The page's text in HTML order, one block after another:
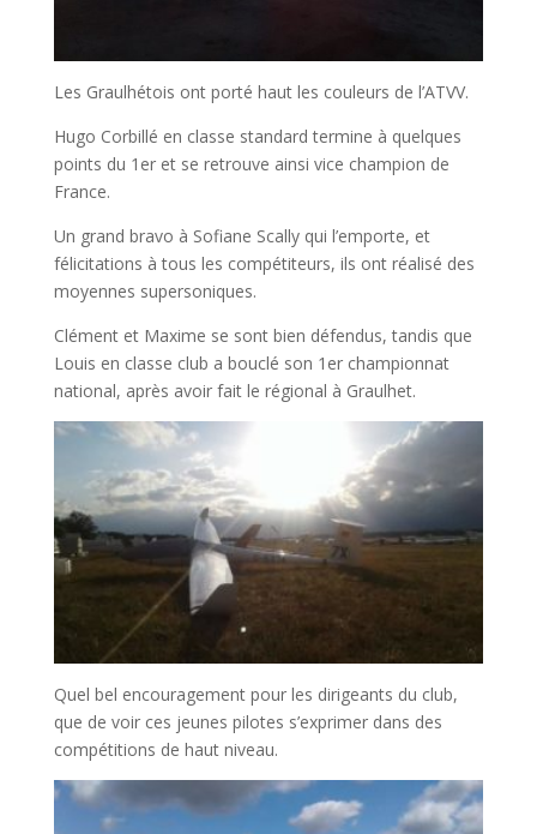
Les Graulhétois ont porté haut les couleurs de l’ATVV.
Hugo Corbillé en classe standard termine à quelques
points du 1er et se retrouve ainsi vice champion de
France.
Un grand bravo à Sofiane Scally qui l’emporte, et
félicitations à tous les compétiteurs, ils ont réalisé des
moyennes supersoniques.
Clément et Maxime se sont bien défendus, tandis que
Louis en classe club a bouclé son 1er championnat
national, après avoir fait le régional à Graulhet.
Quel bel encouragement pour les dirigeants du club,
que de voir ces jeunes pilotes s’exprimer dans des
compétitions de haut niveau.